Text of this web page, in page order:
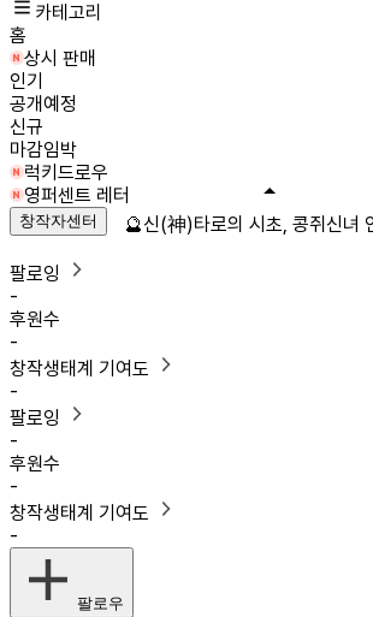
카테고리
홈
상시 판매
인기
공개예정
신규
마감임박
럭키드로우
영퍼센트 레터
창작자센터
팔로잉
-
후원수
-
창작생태계 기여도
-
팔로잉
-
후원수
-
창작생태계 기여도
-
팔로우
🔮신(神)타로의 시초, 콩쥐신녀